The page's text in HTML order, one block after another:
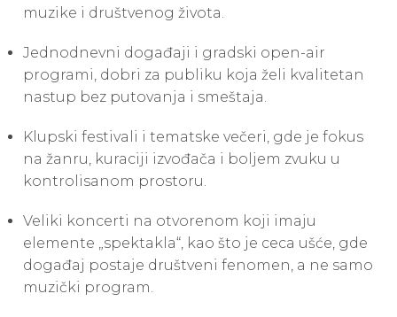
muzike i društvenog života.
Jednodnevni događaji i gradski open-air
programi, dobri za publiku koja želi kvalitetan
nastup bez putovanja i smeštaja.
Klupski festivali i tematske večeri, gde je fokus
na žanru, kuraciji izvođača i boljem zvuku u
kontrolisanom prostoru.
Veliki koncerti na otvorenom koji imaju
elemente „spektakla“, kao što je ceca ušće, gde
događaj postaje društveni fenomen, a ne samo
muzički program.